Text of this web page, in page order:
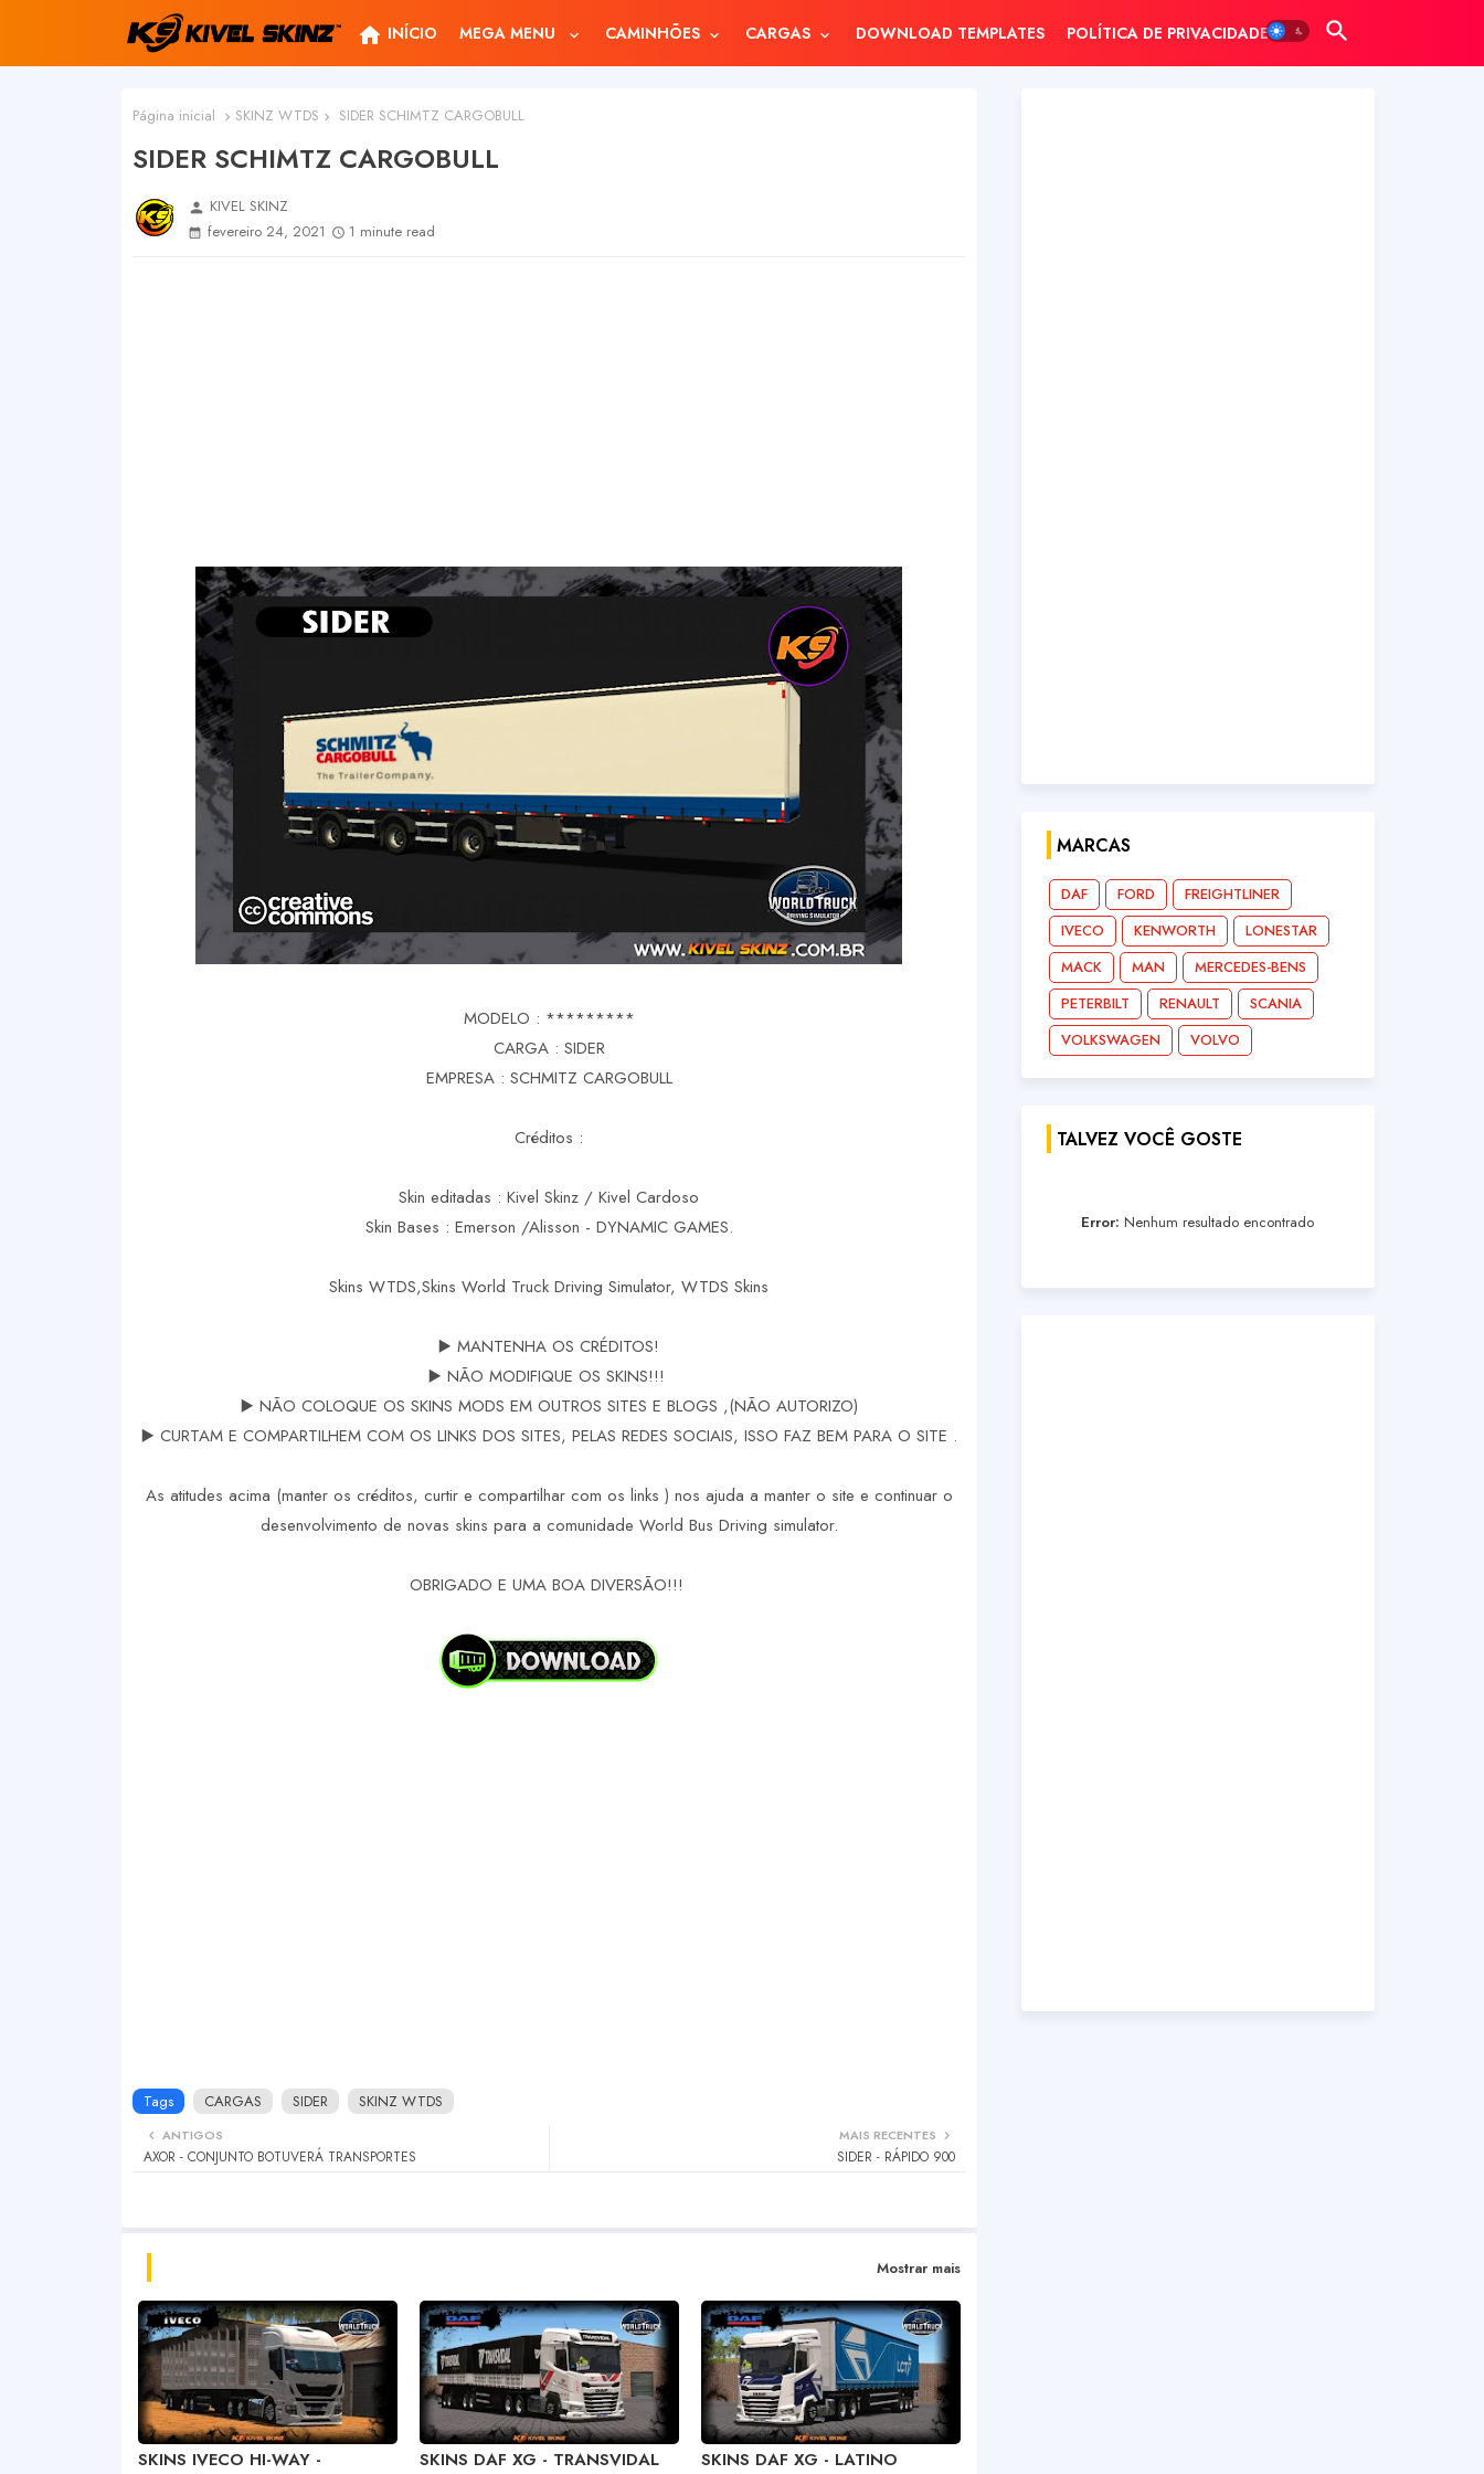
home INÍCIO MEGA MENU CAMINHÕES CARGAS DOWNLOAD TEMPLATES POLÍTICA DE PRIVACIDADE
Página inicial SKINZ WTDS SIDER SCHIMTZ CARGOBULL
SIDER SCHIMTZ CARGOBULL
person KIVEL SKINZ
fevereiro 24, 2021
1 minute read
MODELO : *********
CARGA : SIDER
EMPRESA : SCHMITZ CARGOBULL
Créditos :
Skin editadas : Kivel Skinz / Kivel Cardoso
Skin Bases : Emerson /Alisson - DYNAMIC GAMES.
Skins WTDS,Skins World Truck Driving Simulator, WTDS Skins
▶️ MANTENHA OS CRÉDITOS!
▶️ NÃO MODIFIQUE OS SKINS!!!
▶️ NÃO COLOQUE OS SKINS MODS EM OUTROS SITES E BLOGS ,(NÃO AUTORIZO)
▶️ CURTAM E COMPARTILHEM COM OS LINKS DOS SITES, PELAS REDES SOCIAIS, ISSO FAZ BEM PARA O SITE .
As atitudes acima (manter os créditos, curtir e compartilhar com os links ) nos ajuda a manter o site e continuar o
desenvolvimento de novas skins para a comunidade World Bus Driving simulator.
OBRIGADO E UMA BOA DIVERSÃO!!!
Tags CARGAS SIDER SKINZ WTDS
MAIS RECENTES
SIDER - RÁPIDO 900
ANTIGOS
AXOR - CONJUNTO BOTUVERÁ TRANSPORTES
Mostrar mais
SKINS IVECO HI-WAY -
SKINS DAF XG - TRANSVIDAL
SKINS DAF XG - LATINO
MARCAS
DAF FORD
FREIGHTLINER
IVECO
KENWORTH
LONESTAR
MACK
MAN
MERCEDES-BENS
PETERBILT
RENAULT
SCANIA
VOLKSWAGEN
VOLVO
TALVEZ VOCÊ GOSTE
Error: Nenhum resultado encontrado